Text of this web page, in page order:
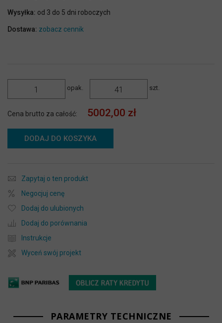
Wysyłka: od 3 do 5 dni roboczych
Dostawa: zobacz cennik
opak. szt.
Cena brutto za całość: 5002,00 zł
DODAJ DO KOSZYKA
Zapytaj o ten produkt
Negocjuj cenę
Dodaj do ulubionych
Dodaj do porównania
Instrukcje
Wyceń swój projekt
PARAMETRY TECHNICZNE